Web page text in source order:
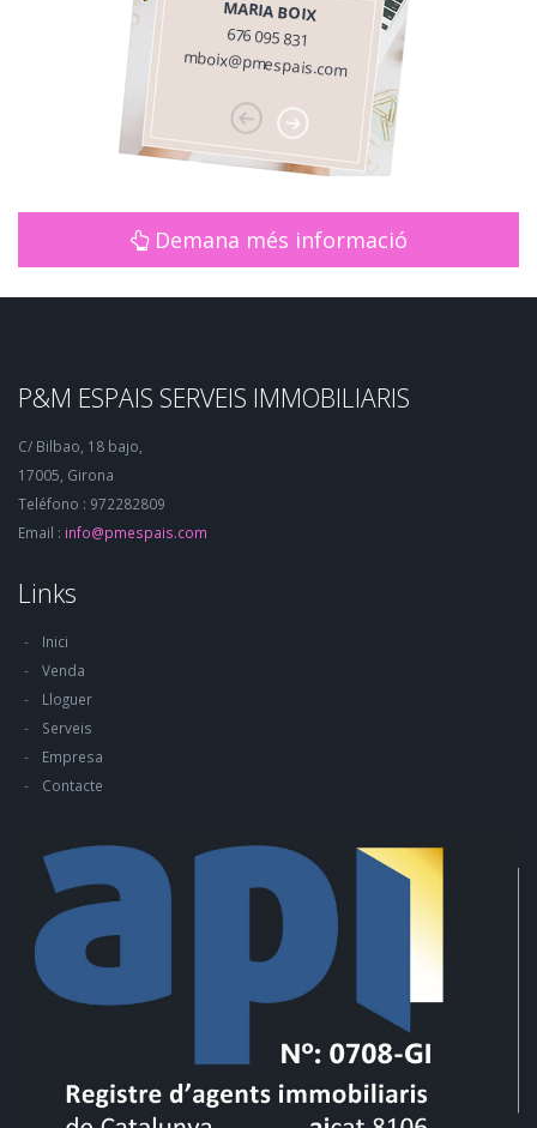
MARIA BOIX
676 095 831
mboix@pmespais.com
Demana més informació
P&M ESPAIS SERVEIS IMMOBILIARIS
C/ Bilbao, 18 bajo,
17005, Girona
Teléfono : 972282809
Email : info@pmespais.com
Links
Inici
Venda
Lloguer
Serveis
Empresa
Contacte